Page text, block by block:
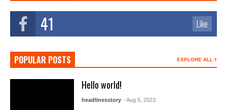
41 Like
POPULAR POSTS EXPLORE ALL
Hello world!
headlinesstory - Aug 5, 2023